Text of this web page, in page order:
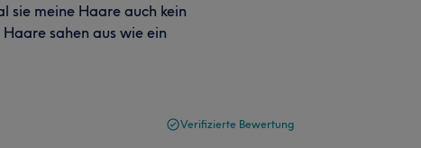
sie meine Haare auch kein
sahen aus wie ein
Verifizierte Bewertung